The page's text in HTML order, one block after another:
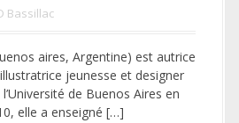
Bassillac
aires, Argentine) est autrice
jeunesse et designer
de Buenos Aires en
elle a enseigné […]